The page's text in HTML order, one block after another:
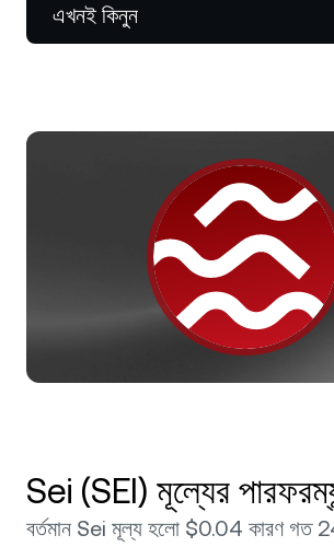
ফিউচার্স
DOT
SOL
নিউজ ও ইনসাইটস
Wealth Academy
এখনই কিনুন
Sei (SEI) মূল্যের
বর্তমান Sei মূল্য হলো $0.04 কারণ গত 24